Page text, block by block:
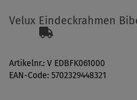
Velux Eindeckrahmen
Artikelnr.: V EDBFK061000
EAN-Code: 5702329448321